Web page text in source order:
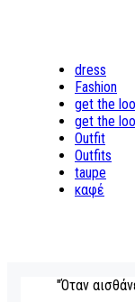
dress
Fashion
get the
get the
Outfit
Outfits
taupe
καφέ
"Όταν